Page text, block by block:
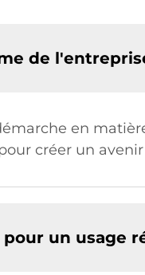
de
en
créer un
un usage